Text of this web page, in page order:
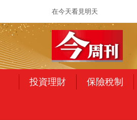
在今天看見明天
投資理財 保險稅制